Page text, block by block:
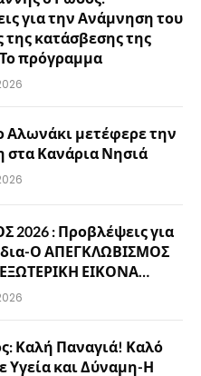
για την Ανάμνηση του
της κατάσβεσης της
πρόγραμμα
Αλωνάκι μετέφερε την
στα Κανάρια Νησιά
2026 : Προβλέψεις για
Ο ΑΠΕΓΚΛΩΒΙΣΜΟΣ
ΕΙΚΟΝΑ…
Καλή Παναγιά! Καλό
και Δύναμη-Η